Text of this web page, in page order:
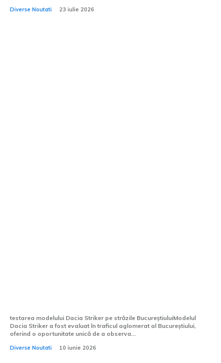
Diverse Noutati 23 iulie 2026
testarea modelului Dacia Striker pe străzile BucureștiuluiModelul
Dacia Striker a fost evaluat în traficul aglomerat al Bucureștiului,
oferind o oportunitate unică de a observa...
Diverse Noutati 10 iunie 2026